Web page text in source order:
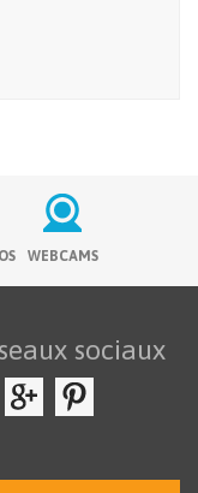
WEBCAMS
sociaux